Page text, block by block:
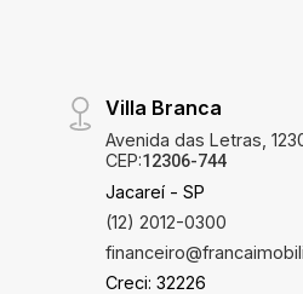
Villa Branca
Avenida das Letras,
CEP:12306-744
Jacareí - SP
(12) 2012-0300
Creci: 32226